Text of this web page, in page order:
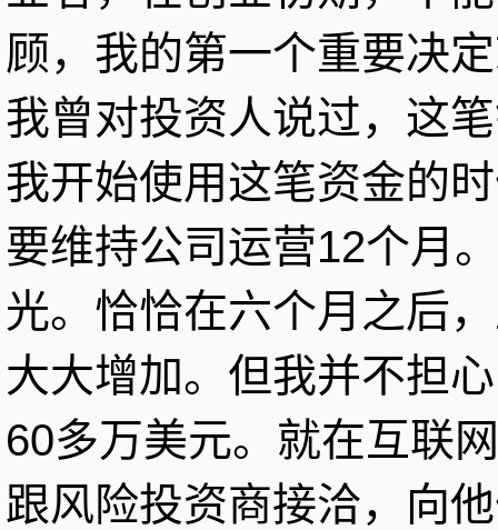
顾，我的第一个重要决
我曾对投资人说过，这
我开始使用这笔资金的
要维持公司运营12个月
光。恰恰在六个月之后
大大增加。但我并不担
60多万美元。就在互联
跟风险投资商接洽，向